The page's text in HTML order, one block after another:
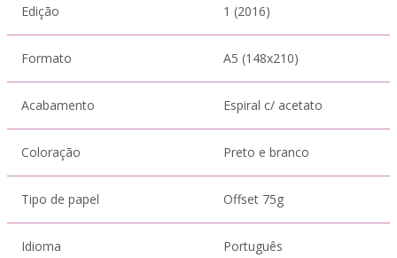
Edição 1 (2016)
Formato A5 (148x210)
Acabamento Espiral c/ acetato
Coloração Preto e branco
Tipo de papel Offset 75g
Idioma Português